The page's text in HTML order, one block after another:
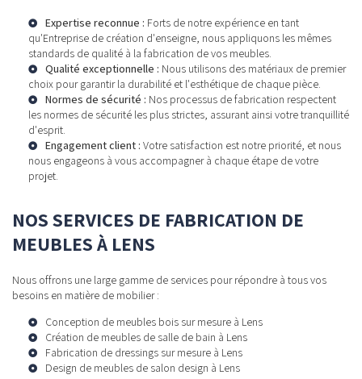
Expertise reconnue : Forts de notre expérience en tant
qu'Entreprise de création d'enseigne , nous appliquons les mêmes
standards de qualité à la fabrication de vos meubles.
Qualité exceptionnelle : Nous utilisons des matériaux de premier
choix pour garantir la durabilité et l'esthétique de chaque pièce.
Normes de sécurité : Nos processus de fabrication respectent
les normes de sécurité les plus strictes, assurant ainsi votre tranquillité
d'esprit.
Engagement client : Votre satisfaction est notre priorité, et nous
nous engageons à vous accompagner à chaque étape de votre
projet.
NOS SERVICES DE FABRICATION DE
MEUBLES À LENS
Nous offrons une large gamme de services pour répondre à tous vos
besoins en matière de mobilier :
Conception de meubles bois sur mesure à Lens
Création de meubles de salle de bain à Lens
Fabrication de dressings sur mesure à Lens
Design de meubles de salon design à Lens